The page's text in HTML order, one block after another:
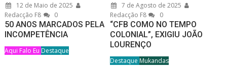
12 de Maio de 2025
Redacção F8
0
50 ANOS MARCADOS PELA
INCOMPETÊNCIA
Aqui Falo Eu Destaque
7 de Agosto de 2025
Redacção F8
0
“CFB COMO NO TEMPO
COLONIAL”, EXIGIU JOÃO
LOURENÇO
Destaque Mukandas